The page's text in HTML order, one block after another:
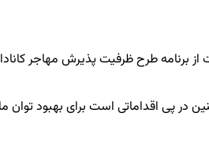
پی اقداماتی است برای بهبود توان